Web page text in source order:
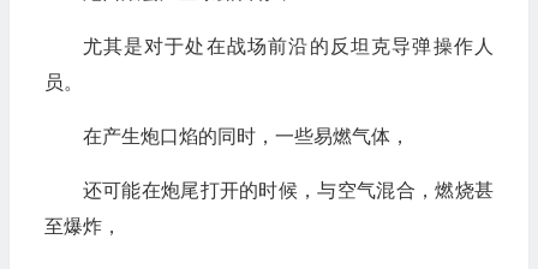
尤其是对于处在战场前沿的反坦克导弹操作人
员。
在产生炮口焰的同时，一些易燃气体，
还可能在炮尾打开的时候，与空气混合，燃烧甚
至爆炸，